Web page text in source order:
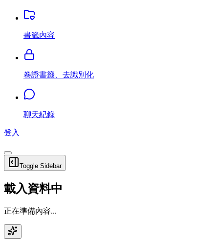
書籤內容
卷證書籤、去識別化
聊天紀錄
登入
Toggle Sidebar
載入資料中
正在準備內容...